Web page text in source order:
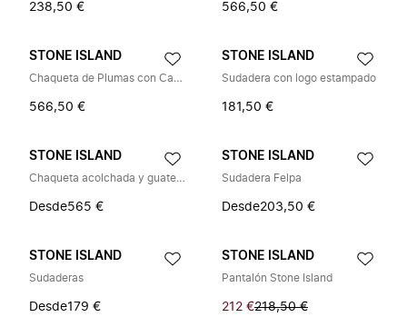
238,50 € 566,50 €
STONE ISLAND
Chaqueta de Plumas con Capucha
566,50 €
STONE ISLAND
Sudadera con logo estampado
181,50 €
STONE ISLAND
Chaqueta acolchada y guateada
Desde565 €
STONE ISLAND
Sudadera Felpa
Desde203,50 €
STONE ISLAND
Sudaderas
Desde179 €
STONE ISLAND
Pantalón Stone Island
212 €218,50 €